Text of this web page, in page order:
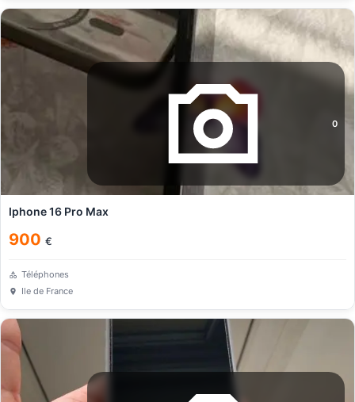
0
Iphone 16 Pro Max
900 €
Téléphones
Ile de France